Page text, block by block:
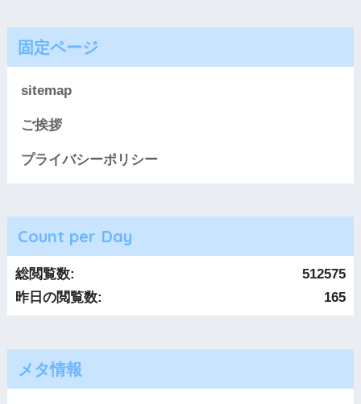
固定ページ
sitemap
ご挨拶
プライバシーポリシー
Count per Day
512575
総閲覧数:
165
昨日の閲覧数:
メタ情報